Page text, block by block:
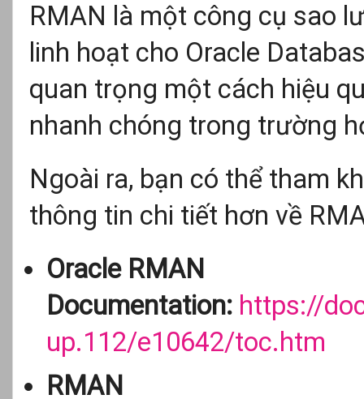
RMAN là một công cụ sao
linh hoạt cho Oracle
quan trọng một cách hiệu
nhanh chóng trong trường
Ngoài ra, bạn có thể tham
thông tin chi tiết hơn về
Oracle RMAN
Documentation: https://
up.112/e10642/toc.htm
RMAN